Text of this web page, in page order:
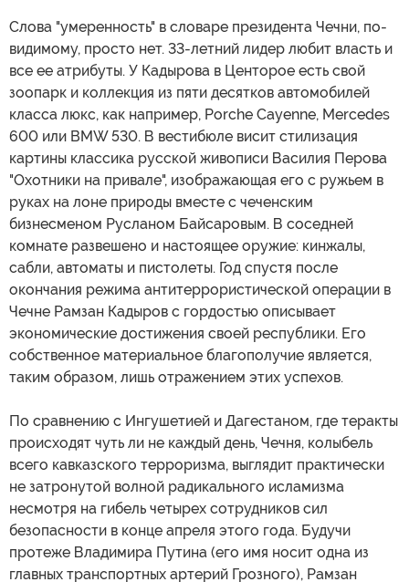
Слова "умеренность" в словаре президента Чечни, по-
видимому, просто нет. 33-летний лидер любит власть и
все ее атрибуты. У Кадырова в Центорое есть свой
зоопарк и коллекция из пяти десятков автомобилей
класса люкс, как например, Porche Cayenne, Mercedes
600 или BMW 530. В вестибюле висит стилизация
картины классика русской живописи Василия Перова
"Охотники на привале", изображающая его с ружьем в
руках на лоне природы вместе с чеченским
бизнесменом Русланом Байсаровым. В соседней
комнате развешено и настоящее оружие: кинжалы,
сабли, автоматы и пистолеты. Год спустя после
окончания режима антитеррористической операции в
Чечне Рамзан Кадыров с гордостью описывает
экономические достижения своей республики. Его
собственное материальное благополучие является,
таким образом, лишь отражением этих успехов.
По сравнению с Ингушетией и Дагестаном, где теракты
происходят чуть ли не каждый день, Чечня, колыбель
всего кавказского терроризма, выглядит практически
не затронутой волной радикального исламизма
несмотря на гибель четырех сотрудников сил
безопасности в конце апреля этого года. Будучи
протеже Владимира Путина (его имя носит одна из
главных транспортных артерий Грозного), Рамзан